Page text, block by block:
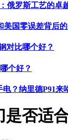
俄罗斯工艺的卓
国零误差背后
对比哪个好？
个好？
？纳里德P91来
否适